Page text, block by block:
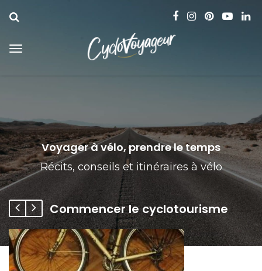
Voyager à vélo, prendre le temps
Récits, conseils et itinéraires à vélo
Commencer le cyclotourisme